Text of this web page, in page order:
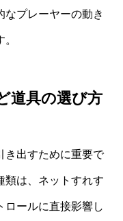
なプレーヤーの動き
道具の選び方
き出すために重要で
類は、ネットすれす
ロールに直接影響し